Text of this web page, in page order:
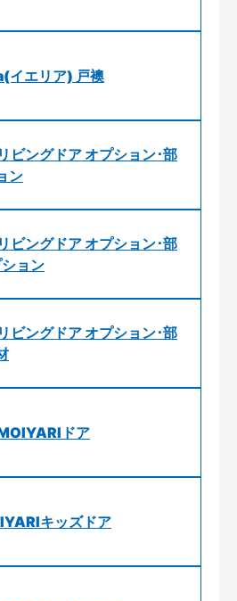
イエリア) 戸襖
ビングドア オプション･部
ン
ビングドア オプション･部
ョン
ビングドア オプション･部
ドア
キッズドア